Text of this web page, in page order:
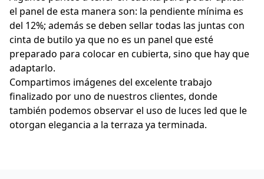
el panel de esta manera son: la pendiente mínima es
del 12%; además se deben sellar todas las juntas con
cinta de butilo ya que no es un panel que esté
preparado para colocar en cubierta, sino que hay que
adaptarlo.
Compartimos imágenes del excelente trabajo
finalizado por uno de nuestros clientes, donde
también podemos observar el uso de luces led que le
otorgan elegancia a la terraza ya terminada.